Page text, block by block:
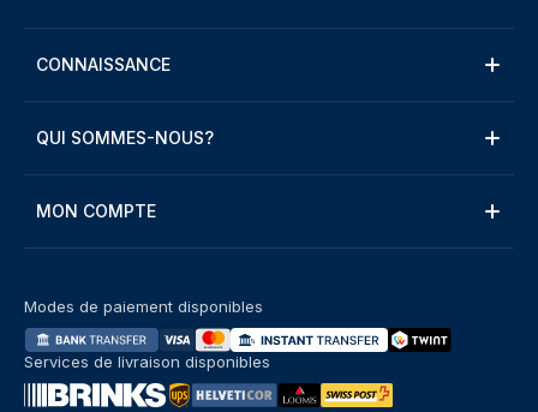
CONNAISSANCE
QUI SOMMES-NOUS?
MON COMPTE
Modes de paiement disponibles
Services de livraison disponibles